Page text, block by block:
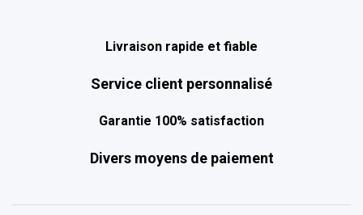
Livraison rapide et fiable
Service client personnalisé
Garantie 100% satisfaction
Divers moyens de paiement